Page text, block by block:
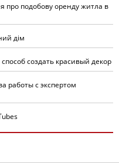
про подобову оренду житла в
дім
создать красивый декор
работы с экспертом